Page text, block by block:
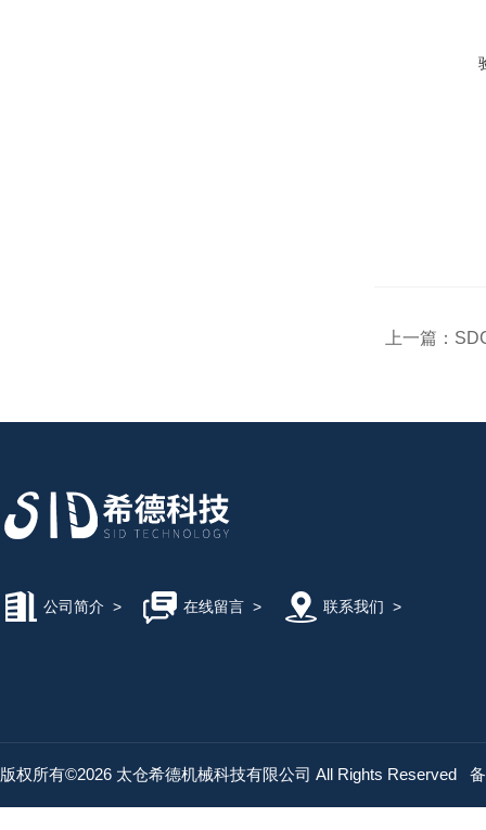
上一篇：
公司简介 > 在线留言> 联系我们 >
版权所有©2026 太仓希德机械科技有限公司 All Rights Reserved